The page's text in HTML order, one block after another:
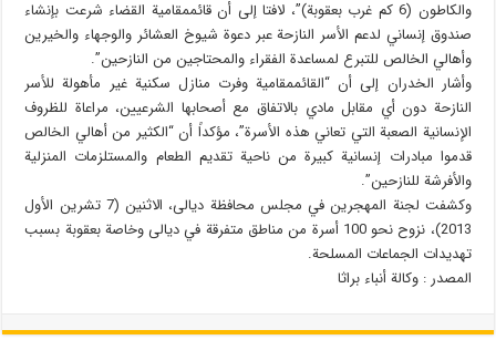
والكاطون (6 كم غرب بعقوبة)”، لافتا إلى أن قائممقامية القضاء شرعت بإنشاء
صندوق إنساني لدعم الأسر النازحة عبر دعوة شيوخ العشائر والوجهاء والخيرين
وأهالي الخالص للتبرع لمساعدة الفقراء والمحتاجين من النازحين”.
وأشار الخدران إلى أن “القائممقامية وفرت منازل سكنية غير مأهولة للأسر
النازحة دون أي مقابل مادي بالاتفاق مع أصحابها الشرعيين، مراعاة للظروف
الإنسانية الصعبة التي تعاني هذه الأسرة”، مؤكداً أن “الكثير من أهالي الخالص
قدموا مبادرات إنسانية كبيرة من ناحية تقديم الطعام والمستلزمات المنزلية
والأفرشة للنازحين”.
وكشفت لجنة المهجرين في مجلس محافظة ديالى، الاثنين (7 تشرين الأول
2013)، نزوح نحو 100 أسرة من مناطق متفرقة في ديالى وخاصة بعقوبة بسبب
تهديدات الجماعات المسلحة.
المصدر : وکالة أنباء براثا